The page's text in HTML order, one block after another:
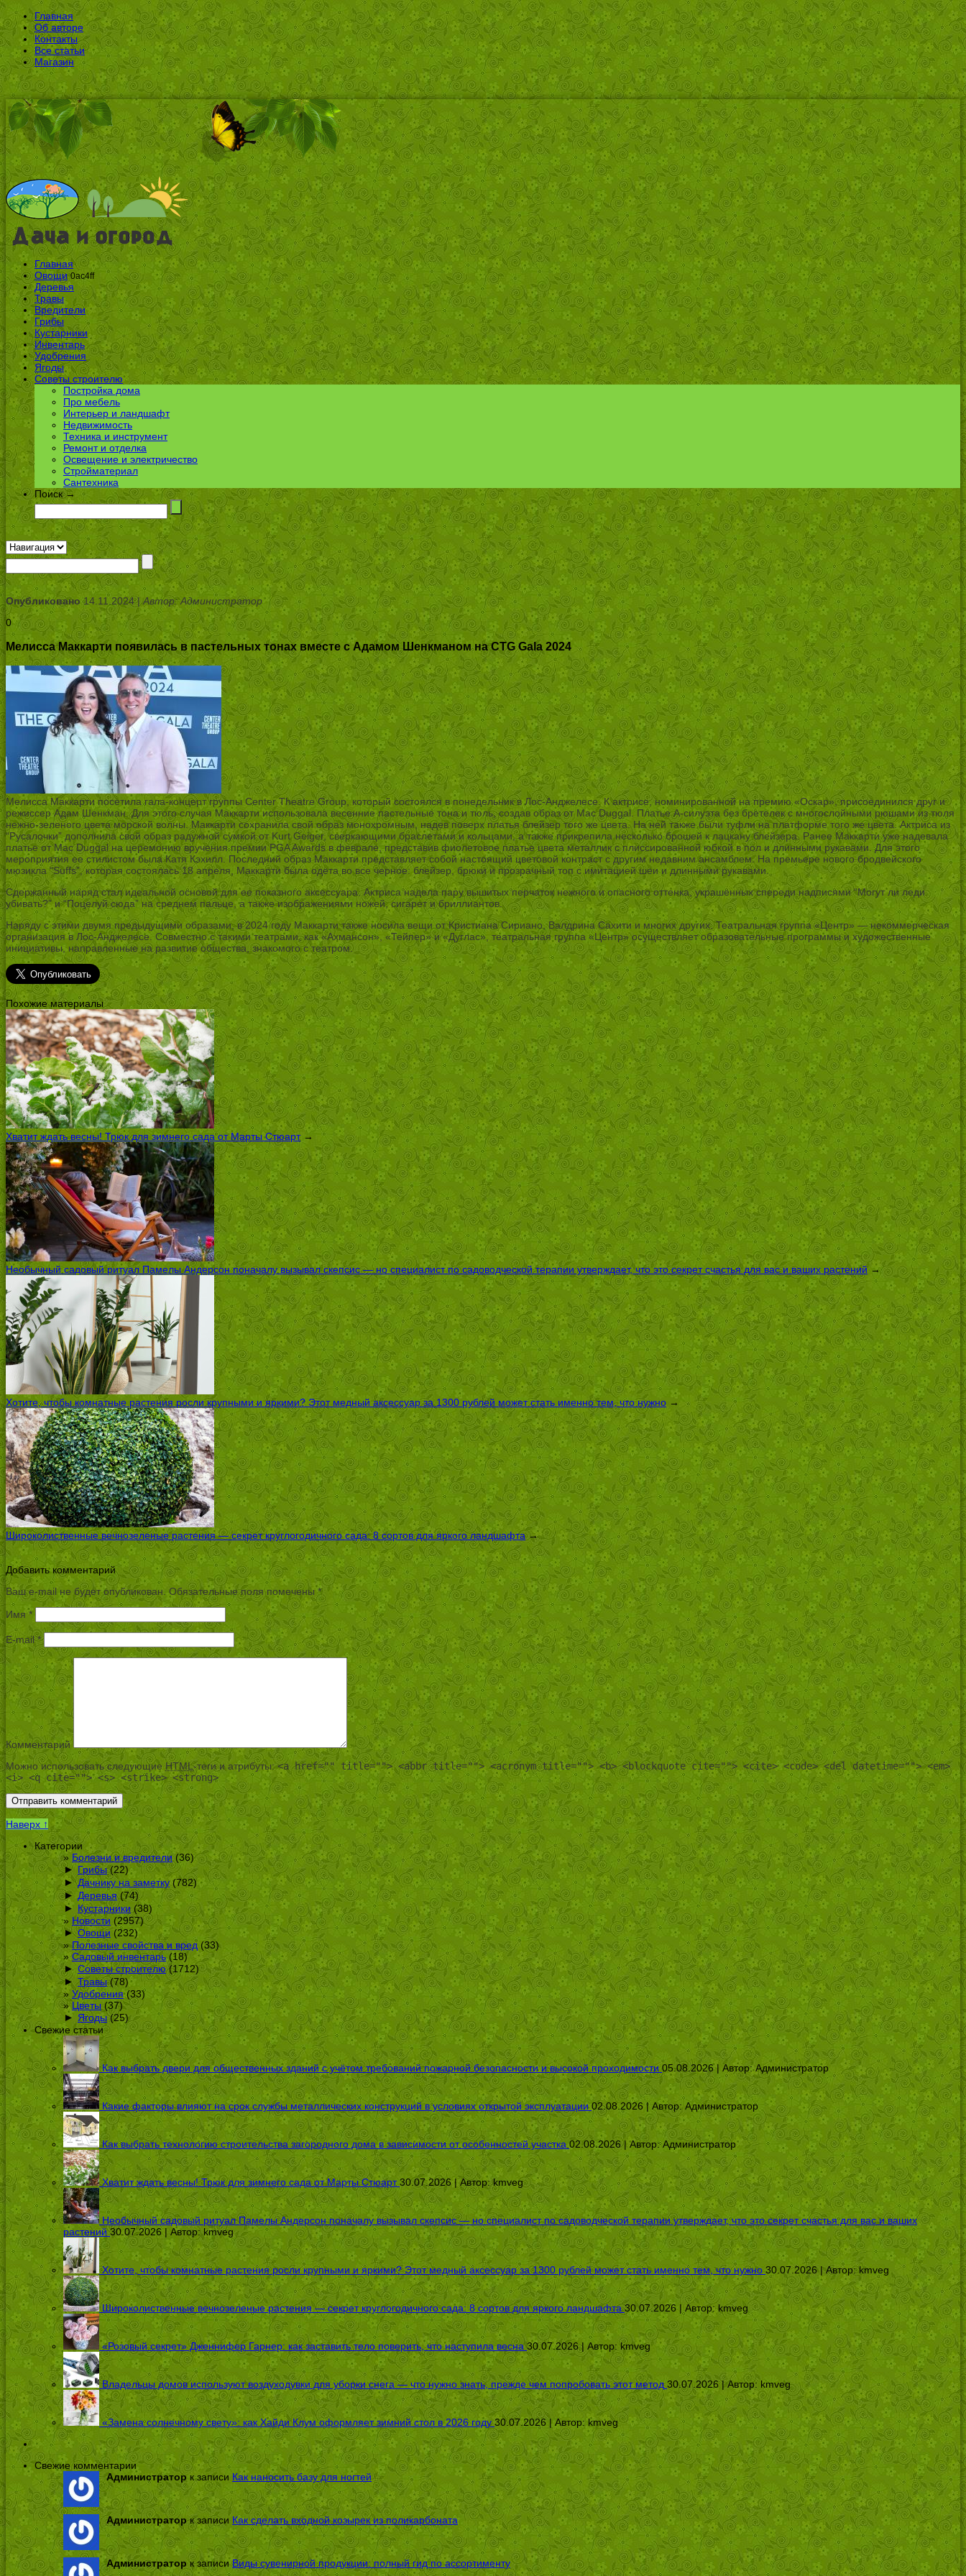
Главная
Об авторе
Контакты
Все статьи
Магазин
Главная
Овощи 0ac4ff
Деревья
Травы
Вредители
Грибы
Кустарники
Инвентарь
Удобрения
Ягоды
Советы строителю
Постройка дома
Про мебель
Интерьер и ландшафт
Недвижимость
Техника и инструмент
Ремонт и отделка
Освещение и электричество
Стройматериал
Сантехника
Поиск →
Опубликовано14.11.2024 |Автор: Администратор
0
Мелисса Маккарти появилась в пастельных тонах вместе с Адамом Шенкманом на CTG Gala 2024
Мелисса Маккарти посетила гала-концерт группы Center Theatre Group, который состоялся в понедельник в Лос-Анджелесе. К актрисе, номинированной на премию «Оскар», присоединился друг и
режиссер Адам Шенкман. Для этого случая Маккарти использовала весенние пастельные тона и тюль, создав образ от Mac Duggal. Платье А-силуэта без бретелек с многослойными рюшами из тюля
нежно-зеленого цвета морской волны. Маккарти сохранила свой образ монохромным, надев поверх платья блейзер того же цвета. На ней также были туфли на платформе того же цвета. Актриса из
“Русалочки” дополнила свой образ радужной сумкой от Kurt Geiger, сверкающими браслетами и кольцами, а также прикрепила несколько брошей к лацкану блейзера. Ранее Маккарти уже надевала
платье от Mac Duggal на церемонию вручения премии PGA Awards в феврале, представив фиолетовое платье цвета металлик с плиссированной юбкой в пол и длинными рукавами. Для этого
мероприятия ее стилистом была Катя Кэхилл. Последний образ Маккарти представляет собой настоящий цветовой контраст с другим недавним ансамблем. На премьере нового бродвейского
мюзикла “Suffs”, которая состоялась 18 апреля, Маккарти была одета во все черное: блейзер, брюки и прозрачный топ с имитацией шеи и длинными рукавами.
Сдержанный наряд стал идеальной основой для ее показного аксессуара. Актриса надела пару вышитых перчаток нежного и опасного оттенка, украшенных спереди надписями “Могут ли леди
убивать?” и “Поцелуй сюда” на среднем пальце, а также изображениями ножей, сигарет и бриллиантов.
Наряду с этими двумя предыдущими образами, в 2024 году Маккарти также носила вещи от Кристиана Сириано, Валдрина Сахити и многих других. Театральная группа «Центр» — некоммерческая
организация в Лос-Анджелесе. Совместно с такими театрами, как «Ахмансон», «Тейпер» и «Дуглас», театральная группа «Центр» осуществляет образовательные программы и художественные
инициативы, направленные на развитие общества, знакомого с театром.
Похожие материалы
Хватит ждать весны! Трюк для зимнего сада от Марты Стюарт→
Необычный садовый ритуал Памелы Андерсон поначалу вызывал скепсис — но специалист по садоводческой терапии утверждает, что это секрет счастья для вас и ваших растений→
Хотите, чтобы комнатные растения росли крупными и яркими? Этот медный аксессуар за 1300 рублей может стать именно тем, что нужно →
Широколиственные вечнозеленые растения — секрет круглогодичного сада: 8 сортов для яркого ландшафта→
Добавить комментарий
Ваш e-mail не будет опубликован. Обязательные поля помечены*
Имя *
E-mail*
Комментарий
Можно использовать следующие HTML-теги и атрибуты:<a href="" title=""> <abbr title=""> <acronym title=""> <b> <blockquote cite=""> <cite> <code> <del datetime=""> <em>
<i> <q cite=""> <s> <strike> <strong>
Наверх ↑
Категории
Болезни и вредители(36)
► Грибы(22)
► Дачнику на заметку(782)
► Деревья(74)
► Кустарники (38)
Новости (2957)
► Овощи(232)
Полезные свойства и вред (33)
Садовый инвентарь (18)
► Советы строителю(1712)
► Травы(78)
Удобрения(33)
Цветы (37)
► Ягоды(25)
Свежие статьи
Как выбрать двери для общественных зданий с учётом требований пожарной безопасности и высокой проходимости 05.08.2026 | Автор:Администратор
Какие факторы влияют на срок службы металлических конструкций в условиях открытой эксплуатации 02.08.2026 | Автор:Администратор
Как выбрать технологию строительства загородного дома в зависимости от особенностей участка 02.08.2026 | Автор:Администратор
Хватит ждать весны! Трюк для зимнего сада от Марты Стюарт 30.07.2026 | Автор:kmveg
Необычный садовый ритуал Памелы Андерсон поначалу вызывал скепсис — но специалист по садоводческой терапии утверждает, что это секрет счастья для вас и ваших
растений 30.07.2026 | Автор:kmveg
Хотите, чтобы комнатные растения росли крупными и яркими? Этот медный аксессуар за 1300 рублей может стать именно тем, что нужно 30.07.2026 | Автор:kmveg
Широколиственные вечнозеленые растения — секрет круглогодичного сада: 8 сортов для яркого ландшафта 30.07.2026 | Автор:kmveg
«Розовый секрет» Дженнифер Гарнер: как заставить тело поверить, что наступила весна 30.07.2026 | Автор:kmveg
Владельцы домов используют воздуходувки для уборки снега — что нужно знать, прежде чем попробовать этот метод 30.07.2026 | Автор: kmveg
«Замена солнечному свету»: как Хайди Клум оформляет зимний стол в 2026 году 30.07.2026 | Автор: kmveg
Свежие комментарии
Администратор к записи Как наносить базу для ногтей
Администраторк записи Как сделать входной козырек из поликарбоната
Администратор к записиВиды сувенирной продукции: полный гид по ассортименту